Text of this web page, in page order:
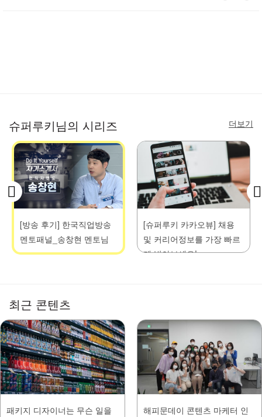
더보기
슈퍼루키님의 시리즈
[방송 후기] 한국직업방송
멘토패널_송창현 멘토님
[슈퍼루키 카카오뷰] 채용
및 커리어정보를 가장 빠르
게 받아보세요!
최근 콘텐츠
패키지 디자이너는 무슨 일을
해피문데이 콘텐츠 마케터 인